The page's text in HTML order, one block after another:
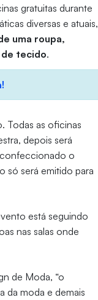
gratuitas durante
diversas e atuais,
uma roupa,
tecido.
Todas as oficinas
depois será
confeccionado o
só será emitido para
está seguindo
nas salas onde
de Moda, “o
da moda e demais